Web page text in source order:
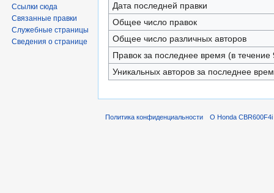
Дата последней правки
Общее число правок
Общее число различных авторов
Правок за последнее время (в течение
Уникальных авторов за последнее
Ссылки сюда
Связанные правки
Служебные страницы
Сведения о странице
Политика конфиденциальности О Honda CBR600F4i